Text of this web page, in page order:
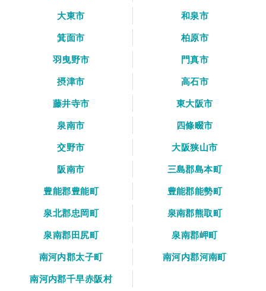
大東市
和泉市
箕面市
柏原市
羽曳野市
門真市
摂津市
高石市
藤井寺市
東大阪市
泉南市
四條畷市
交野市
大阪狭山市
阪南市
三島郡島本町
豊能郡豊能町
豊能郡能勢町
泉北郡忠岡町
泉南郡熊取町
泉南郡田尻町
泉南郡岬町
南河内郡太子町
南河内郡河南町
南河内郡千早赤阪村